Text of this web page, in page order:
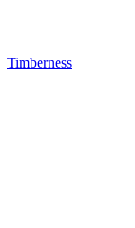
Timberness